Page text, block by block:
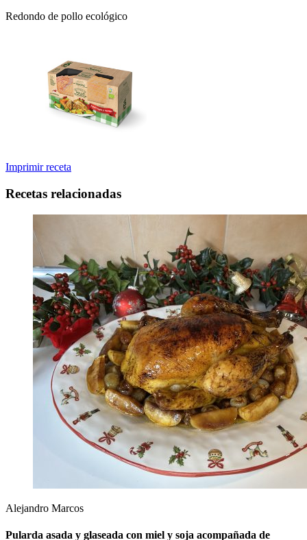
Redondo de pollo ecológico
Imprimir receta
Recetas relacionadas
Alejandro Marcos
Pularda asada y glaseada con miel y soja acompañada de